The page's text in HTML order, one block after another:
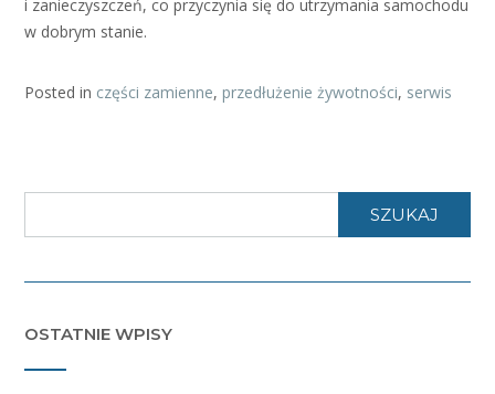
i zanieczyszczeń, co przyczynia się do utrzymania samochodu
w dobrym stanie.
Posted in części zamienne, przedłużenie żywotności, serwis
SZUKAJ
OSTATNIE WPISY